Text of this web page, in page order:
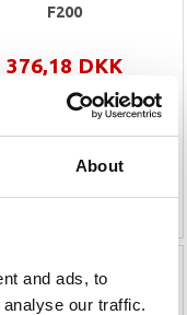
About
and ads, to
our traffic.
F200
376,18 DKK
832,59 DKK
456,41 DKK
Kun få stk. tilbage